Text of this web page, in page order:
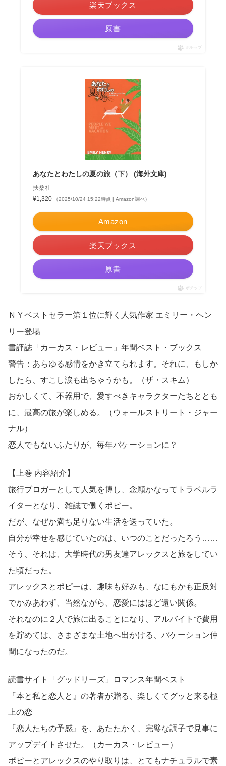
楽天ブックス
原書
ポチップ
あなたとわたしの夏の旅（下） (海外文庫)
扶桑社
¥1,320
（2025/10/24 15:22時点 | Amazon調べ）
Amazon
楽天ブックス
原書
ポチップ
ＮＹベストセラー第１位に輝く人気作家 エミリー・ヘン
リー登場
書評誌「カーカス・レビュー」年間ベスト・ブックス
警告：あらゆる感情をかき立てられます。それに、もしか
したら、すこし涙も出ちゃうかも。（ザ・スキム）
おかしくて、不器用で、愛すべきキャラクターたちととも
に、最高の旅が楽しめる。（ウォールストリート・ジャー
ナル）
恋人でもないふたりが、毎年バケーションに？
【上巻 内容紹介】
旅行ブロガーとして人気を博し、念願かなってトラベルラ
イターとなり、雑誌で働くポピー。
だが、なぜか満ち足りない生活を送っていた。
自分が幸せを感じていたのは、いつのことだったろう……
そう、それは、大学時代の男友達アレックスと旅をしてい
た頃だった。
アレックスとポピーは、趣味も好みも、なにもかも正反対
でかみあわず、当然ながら、恋愛にはほど遠い関係。
それなのに２人で旅に出ることになり、アルバイトで費用
を貯めては、さまざまな土地へ出かける、バケーション仲
間になったのだ。
読書サイト「グッドリーズ」ロマンス年間ベスト
『本と私と恋人と』の著者が贈る、楽しくてグッと来る極
上の恋
『恋人たちの予感』を、あたたかく、完璧な調子で見事に
アップデイトさせた。（カーカス・レビュー）
ポピーとアレックスのやり取りは、とてもナチュラルで素